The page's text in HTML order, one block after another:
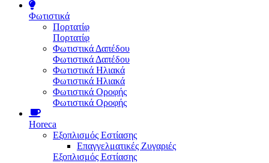
Φωτιστικά
Πορτατίφ
Πορτατίφ
Φωτιστικά Δαπέδου
Φωτιστικά Δαπέδου
Φωτιστικά Ηλιακά
Φωτιστικά Ηλιακά
Φωτιστικά Οροφής
Φωτιστικά Οροφής
Horeca
Εξοπλισμός Εστίασης
Επαγγελματικές Ζυγαριές
Εξοπλισμός Εστίασης